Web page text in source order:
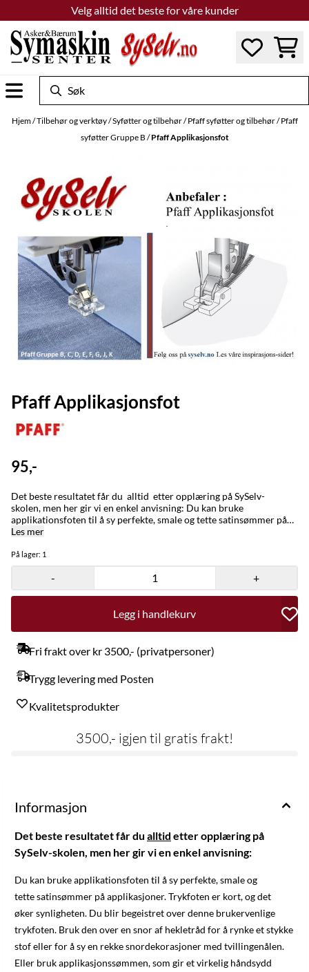
Hopp til innholdVelg alltid det beste for våre kunder
Hjem/Tilbehør og verktøy/Syføtter og tilbehør/Pfaff syføtter og tilbehør/Pfaff
syføtter Gruppe B /Pfaff Applikasjonsfot
Pfaff Applikasjonsfot
95,-
Det beste resultatet får du alltid etter opplæring på SySelv-
skolen, men her gir vi en enkel anvisning: Du kan bruke
applikationsfoten til å sy perfekte, smale og tette satinsømmer på
applikasjoner. Trykfoten er kort, og det øker synligheten. Du blir
snor af hekletråd for å rynke et stykke stof eller for å sy en rekke
snordekorasjoner med tvillingenålen. Eller bruk
applikasjonssømmen, som gir et virkelig håndsydd preg, til sying av
fantastiske applikationer og pene quiltearbeider.
Les mer
På lager: 1
- +
Legg i handlekurv
Fri frakt over kr 3500,- (privatpersoner)
Trygg levering med Posten
Kvalitetsprodukter
3500,- igjen til gratis frakt!
Informasjon
Det beste resultatet får du alltid etter opplæring på
SySelv-skolen, men her gir vi en enkel anvisning:
Du kan bruke applikationsfoten til å sy perfekte, smale og
tette satinsømmer på applikasjoner. Trykfoten er kort, og det
øker synligheten. Du blir begeistret over denne brukervenlige
trykfoten. Bruk den over en snor af hekletråd for å rynke et stykke
stof eller for å sy en rekke snordekorasjoner med tvillingenålen.
Eller bruk applikasjonssømmen, som gir et virkelig håndsydd